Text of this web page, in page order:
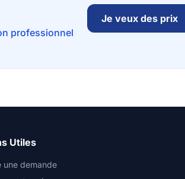
professionnel
Je veux des prix
Utiles
une demande